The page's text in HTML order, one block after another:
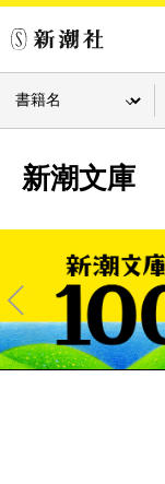
新潮文庫
Pre
v